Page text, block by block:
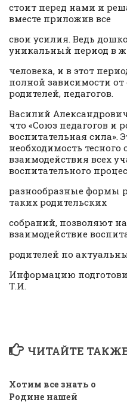
стоит перед нами и
вместе приложив все
свои усилия. Ведь
уникальный период в
человека, и в этот
полной зависимости
родителей, педагогов.
Василий
что «Союз педагогов и
воспитательная сила».
необходимость
взаимодействия всех
воспитательного
разнообразные формы
таких родительских
собраний, позволяют
взаимодействие
родителей по
Информацию
Т.И.
ЧИТАЙТЕ
Хотим все знать о
Родине нашей